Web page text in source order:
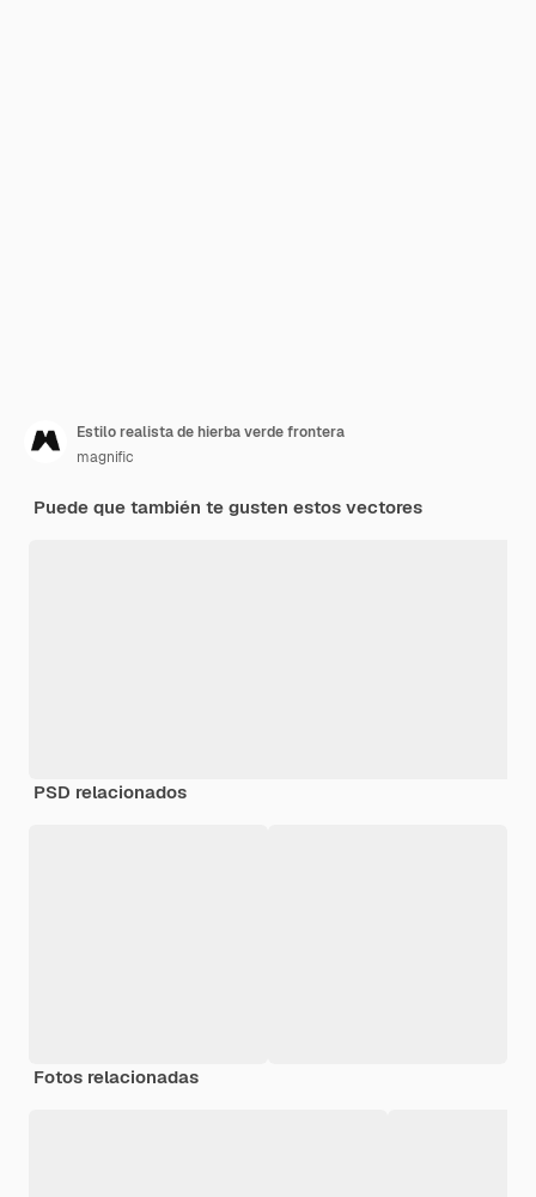
Estilo realista de hierba verde frontera
magnific
Puede que también te gusten estos vectores
PSD relacionados
Fotos relacionadas